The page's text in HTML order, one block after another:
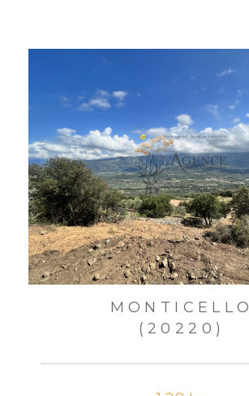
MONTICELLO
(20220)